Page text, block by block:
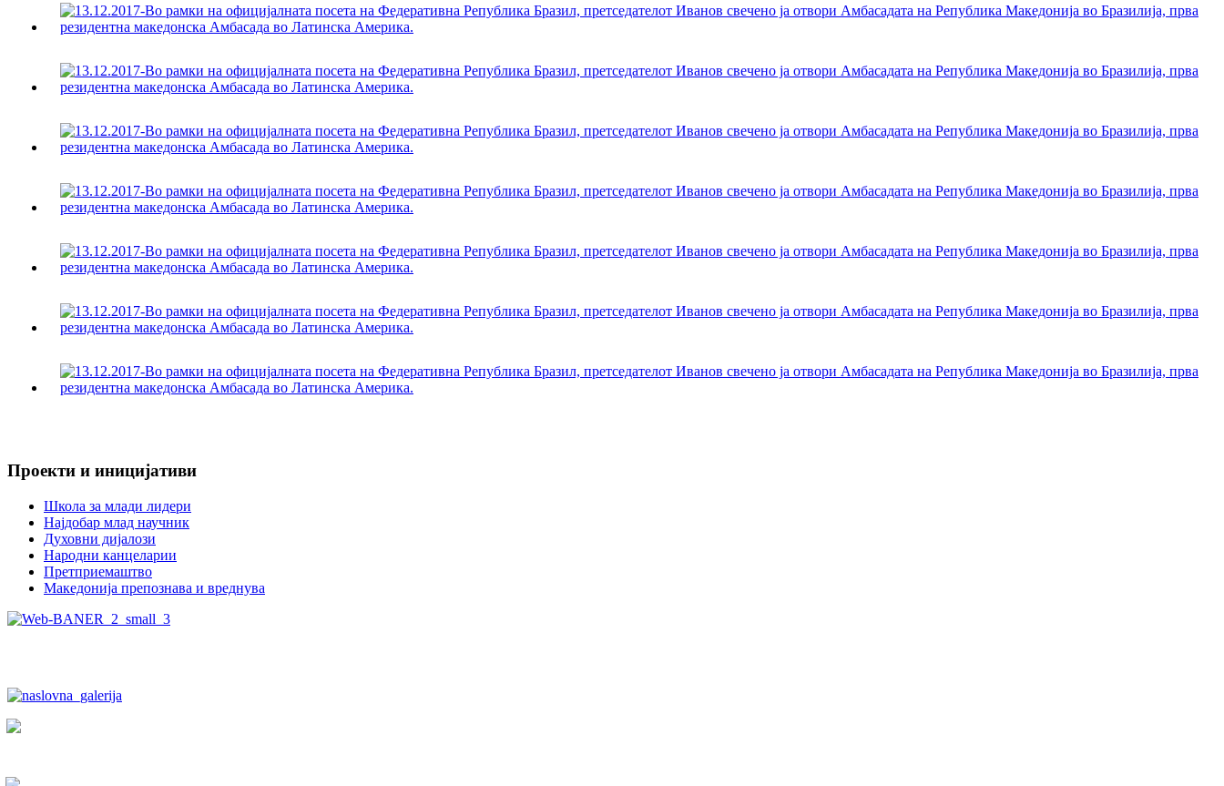
Проекти и иницијативи
Школа за млади лидери
Најдобар млад научник
Духовни дијалози
Народни канцеларии
Претприемаштво
Македонија препознава и вреднува